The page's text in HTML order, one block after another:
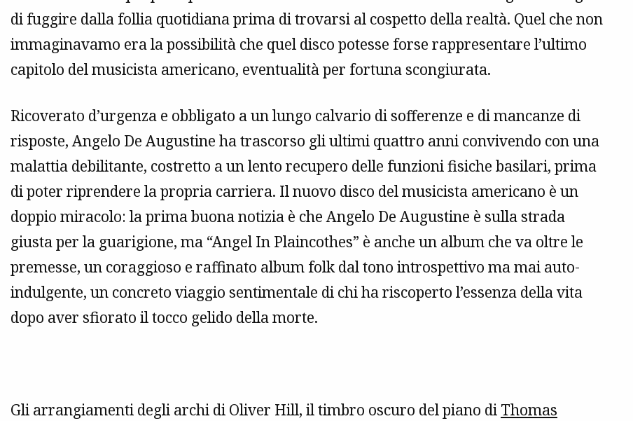
di fuggire dalla follia quotidiana prima di trovarsi al cospetto della realtà. Quel che non
immaginavamo era la possibilità che quel disco potesse forse rappresentare l’ultimo
capitolo del musicista americano, eventualità per fortuna scongiurata.
Ricoverato d’urgenza e obbligato a un lungo calvario di sofferenze e di mancanze di
risposte, Angelo De Augustine ha trascorso gli ultimi quattro anni convivendo con una
malattia debilitante, costretto a un lento recupero delle funzioni fisiche basilari, prima
di poter riprendere la propria carriera. Il nuovo disco del musicista americano è un
doppio miracolo: la prima buona notizia è che Angelo De Augustine è sulla strada
giusta per la guarigione, ma “Angel In Plaincothes” è anche un album che va oltre le
premesse, un coraggioso e raffinato album folk dal tono introspettivo ma mai auto-
indulgente, un concreto viaggio sentimentale di chi ha riscoperto l’essenza della vita
dopo aver sfiorato il tocco gelido della morte.
Gli arrangiamenti degli archi di Oliver Hill, il timbro oscuro del piano di Thomas